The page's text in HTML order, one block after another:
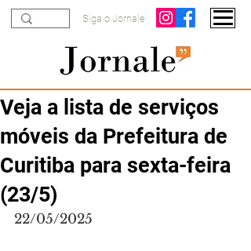
Siga o Jornale
Veja a lista de serviços
móveis da Prefeitura de
Curitiba para sexta-feira
(23/5)
22/05/2025